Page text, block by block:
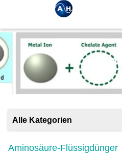
Alle Kategorien
Aminosäure-Flüssigdünger